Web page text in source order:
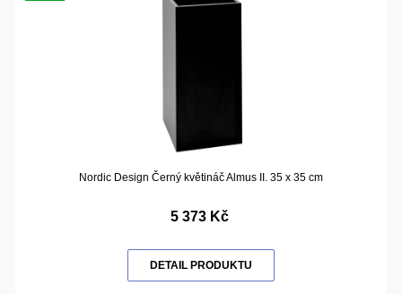
Nordic Design Černý květináč Almus II. 35 x 35 cm
5 373 Kč
DETAIL PRODUKTU